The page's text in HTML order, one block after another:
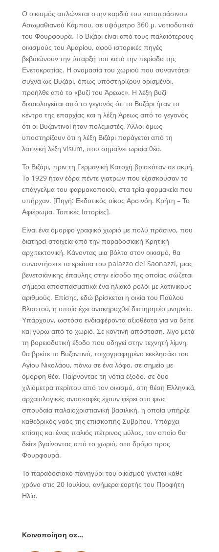
Ο οικισμός απλώνεται στην καρδιά του καταπράσινου
Ασωμαθιανού Κάμπου, σε υψόμετρο 360 μ. νοτιοδυτικά
του Φουρφουρά. Το Βιζάρι είναι από τους παλαιότερους
οικισμούς του Αμαρίου, αφού ιστορικές πηγές
βεβαιώνουν την ύπαρξή του κατά την περίοδο της
Ενετοκρατίας. Η ονομασία του χωριού που συναντάται
συχνά ως Βυζάρι, όπως υποστηρίζουν ορισμένοι,
προήλθε από το «βυζί του Άρεως». Η λέξη βυζί
δικαιολογείται από το γεγονός ότι το Βυζάρι ήταν το
κέντρο της επαρχίας και η λέξη Άρεως από το γεγονός
ότι οι Βυζαντινοί ήταν πολεμιστές. Άλλοι όμως
υποστηρίζουν ότι η λέξη Βιζάρι παράγεται από τη
λατινική λέξη visum, που σημαίνει ωραία θέα.
Το Βιζάρι, πριν τη Γερμανική Κατοχή βρισκόταν σε ακμή.
Το 1929 ήταν έδρα πέντε γιατρών που εξασκούσαν το
επάγγελμα του φαρμακοποιού, στα τρία φαρμακεία που
υπήρχαν. [Πηγή: Εκδοτικός οίκος Αρσινόη. Κρήτη – Το
Αφιέρωμα. Τοπικές Ιστορίες].
Είναι ένα όμορφο γραφικό χωριό με πολύ πράσινο, που
διατηρεί στοιχεία από την παραδοσιακή Κρητική
αρχιτεκτονική. Κάνοντας μια βόλτα στον οικισμό, θα
συναντήσετε τα ερείπια του palazzo dei Saonazzi, μιας
βενετσιάνικης έπαυλης στην είσοδο της οποίας σώζεται
σήμερα αποσπασματικά ένα ηλιακό ρολόι με λατινικούς
αριθμούς. Επίσης, εδώ βρίσκεται η οικία του Παύλου
Βλαστού, η οποία έχει ανακηρυχθεί διατηρητέο μνημείο.
Υπάρχουν, ωστόσο ενδιαφέροντα αξιοθέατα για να δείτε
και γύρω από το χωριό. Σε κοντινή απόσταση, λίγο μετά
τη βορειοδυτική έξοδο που οδηγεί στην τεχνητή λίμνη,
θα βρείτε το Βυζαντινό, τοιχογραφημένο εκκλησάκι του
Αγίου Νικολάου, πάνω σε ένα λόφο, σε σημείο με
όμορφη θέα. Παίρνοντας τη νότια έξοδο, σε δυο
χιλιόμετρα περίπου από τον οικισμό, στη θέση Ελληνικά,
αρχαιολογικές ανασκαφές έχουν φέρει στο φως
σπουδαία παλαιοχριστιανική βασιλική, η οποία υπήρξε
καθεδρικός ναός της επισκοπής Συβρίτου. Υπάρχει
επίσης και ένας παλιός πέτρινος μύλος, τον οποίο θα
δείτε βγαίνοντας από το χωριό, στο δρόμο προς
Φουρφουρά.
Το παραδοσιακό πανηγύρι του οικισμού γίνεται κάθε
χρόνο στις 20 Ιουλίου, ανήμερα εορτής του Προφήτη
Ηλία.
Κοινοποίηση σε…